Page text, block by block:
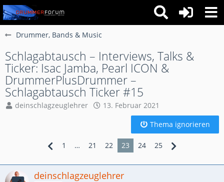
Drummer, Bands & Music
Schlagabtausch – Interviews, Talks &
Ticker: Isac Jamba, Pearl ICON &
DrummerPlusDrummer –
Schlagabtausch Ticker #15
deinschlagzeuglehrer
13. Februar 2021
Thema ignorieren
1 … 21 22 23 24 25
deinschlagzeuglehrer